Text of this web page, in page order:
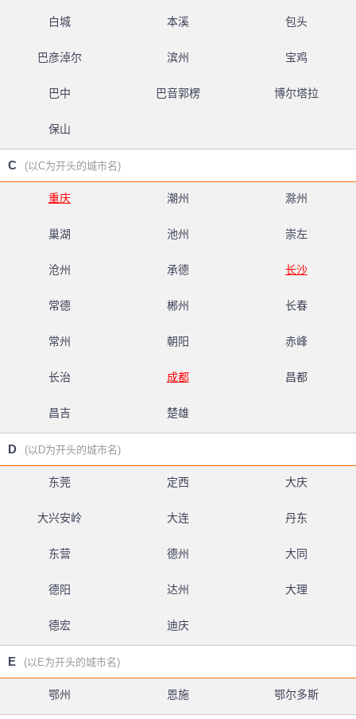
白城 本溪 包头
巴彦淖尔 滨州 宝鸡
巴中 巴音郭楞 博尔塔拉
保山
C (以C为开头的城市名)
重庆 潮州 滁州
巢湖 池州 崇左
沧州 承德 长沙
常德 郴州 长春
常州 朝阳 赤峰
长治 成都 昌都
昌吉 楚雄
D (以D为开头的城市名)
东莞 定西 大庆
大兴安岭 大连 丹东
东营 德州 大同
德阳 达州 大理
德宏 迪庆
E (以E为开头的城市名)
鄂州 恩施 鄂尔多斯